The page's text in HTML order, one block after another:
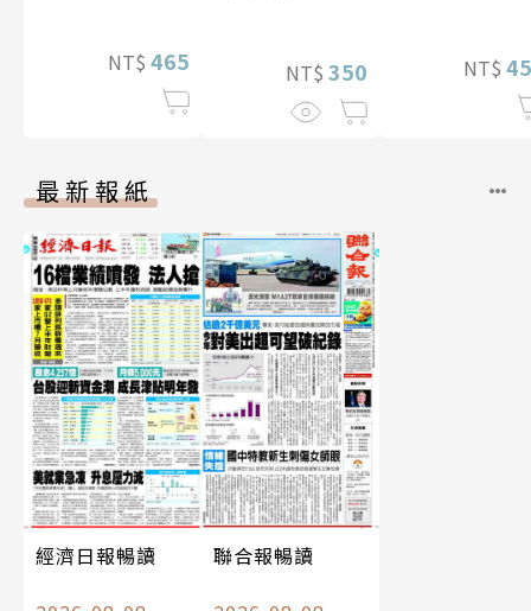
NT$ 465 NT$ 350 NT$
最新報紙
經濟日報暢讀
聯合報暢讀